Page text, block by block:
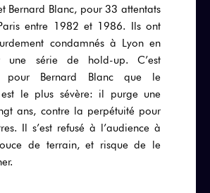
Bernard Blanc, pour 33 attentats
entre 1982 et 1986. Ils ont
condamnés à Lyon en
une série de hold-up. C’est
pour Bernard Blanc que le
est le plus sévère: il purge une
ans, contre la perpétuité pour
Il s’est refusé à l’audience à
de terrain, et risque de le